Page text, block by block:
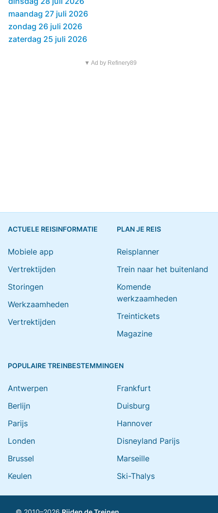
maandag 27 juli 2026
zondag 26 juli 2026
zaterdag 25 juli 2026
▼ Ad by Refinery89
ACTUELE REISINFORMATIE
Mobiele app
Vertrektijden
Storingen
Werkzaamheden
Vertrektijden
PLAN JE REIS
Reisplanner
Trein naar het buitenland
Komende
werkzaamheden
Treintickets
Magazine
POPULAIRE TREINBESTEMMINGEN
Antwerpen
Berlijn
Parijs
Londen
Brussel
Keulen
Frankfurt
Duisburg
Hannover
Disneyland Parijs
Marseille
Ski-Thalys